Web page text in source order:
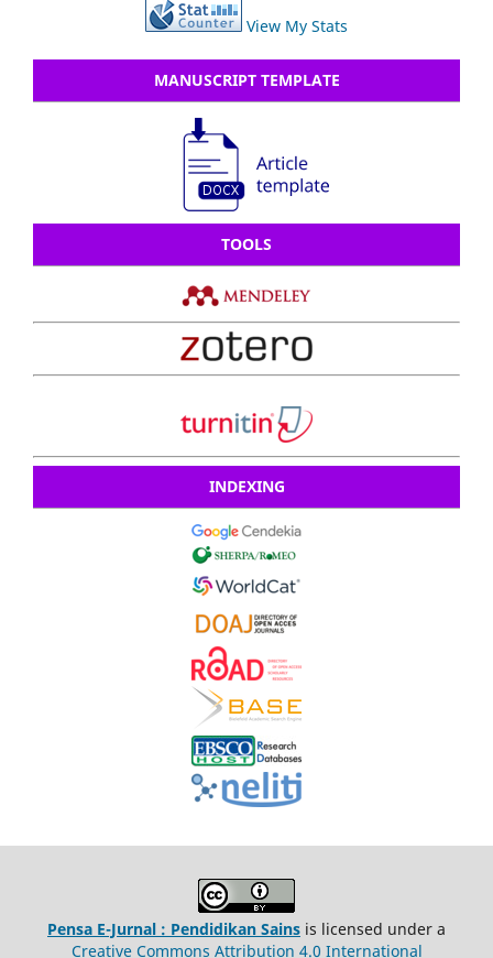
View My Stats
MANUSCRIPT TEMPLATE
TOOLS
INDEXING
Pensa E-Jurnal : Pendidikan Sains is licensed under a
Creative Commons Attribution 4.0 International